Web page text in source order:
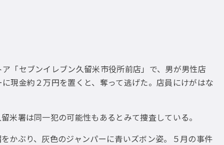
「セブンイレブン久留米市役所前店」で、男が男性店
現金約２万円を置くと、奪って逃げた。店員にけがはな
署は同一犯の可能性もあるとみて捜査している。
かぶり、灰色のジャンパーに青いズボン姿。５月の事件